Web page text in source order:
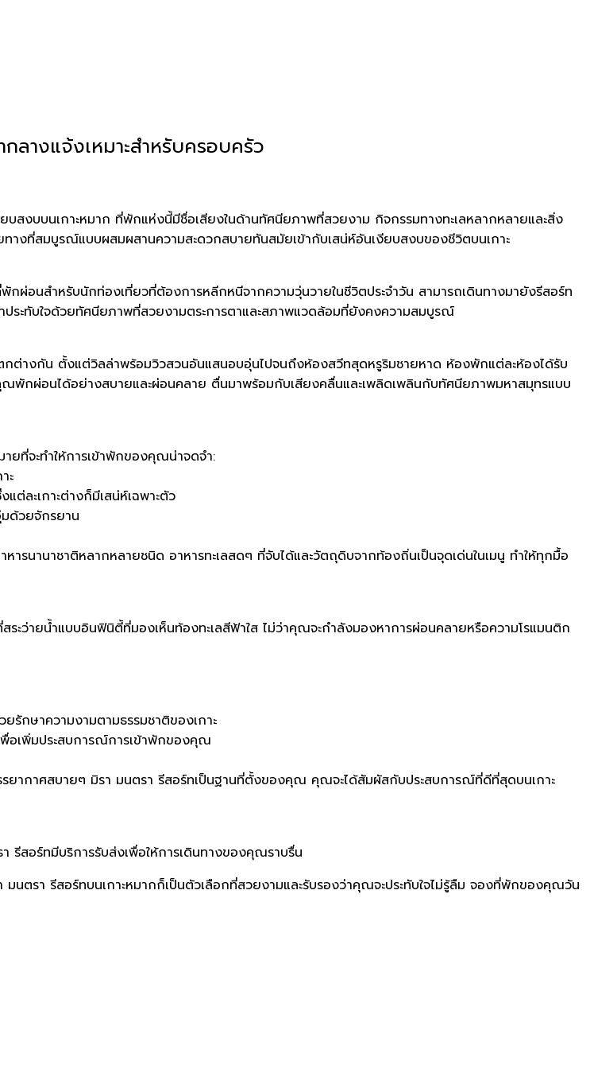
างแจ้งเหมาะสำหรับครอบครัว
บสงบบนเกาะหมาก ที่พักแห่งนี้มีชื่อเสียงในด้านทัศนียภาพที่สวยงาม กิจกรรมทางทะเลหลากหลายและสิ่ง
างที่สมบูรณ์แบบผสมผสานความสะดวกสบายทันสมัยเข้ากับเสน่ห์อันเงียบสงบของชีวิตบนเกาะ
อนสำหรับนักท่องเที่ยวที่ต้องการหลีกหนีจากความวุ่นวายในชีวิตประจำวัน สามารถเดินทางมายังรีสอร์ท
ระทับใจด้วยทัศนียภาพที่สวยงามตระการตาและสภาพแวดล้อมที่ยังคงความสมบูรณ์
ต่างกัน ตั้งแต่วิลล่าพร้อมวิวสวนอันแสนอบอุ่นไปจนถึงห้องสวีทสุดหรูริมชายหาด ห้องพักแต่ละห้องได้รับ
กผ่อนได้อย่างสบายและผ่อนคลาย ตื่นมาพร้อมกับเสียงคลื่นและเพลิดเพลินกับทัศนียภาพมหาสมุทรแบบ
ยที่จะทำให้การเข้าพักของคุณน่าจดจำ:
ะ
แต่ละเกาะต่างก็มีเสน่ห์เฉพาะตัว
ด้วยจักรยาน
หารนานาชาติหลากหลายชนิด อาหารทะเลสดๆ ที่จับได้และวัตถุดิบจากท้องถิ่นเป็นจุดเด่นในเมนู ทำให้ทุกมื้อ
ว่ายน้ำแบบอินฟินิตี้ที่มองเห็นท้องทะเลสีฟ้าใส ไม่ว่าคุณจะกำลังมองหาการผ่อนคลายหรือความโรแมนติก
รักษาความงามตามธรรมชาติของเกาะ
พื่อเพิ่มประสบการณ์การเข้าพักของคุณ
ยากาศสบายๆ มิรา มนตรา รีสอร์ทเป็นฐานที่ตั้งของคุณ คุณจะได้สัมผัสกับประสบการณ์ที่ดีที่สุดบนเกาะ
รีสอร์ทมีบริการรับส่งเพื่อให้การเดินทางของคุณราบรื่น
รา รีสอร์ทบนเกาะหมากก็เป็นตัวเลือกที่สวยงามและรับรองว่าคุณจะประทับใจไม่รู้ลืม จองที่พักของคุณวัน